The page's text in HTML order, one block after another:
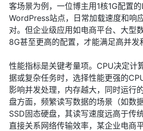
客场景为例，一位博主用1核1G配置
WordPress站点，日常加载速度和响
对。但企业级应用如电商平台、大型
8G甚至更高的配置，才能满足高并发
性能指标是关键考量项。CPU决定计
据或复杂任务时，选择性能更强的
影响并发处理，内存越大，同时运行
盘方面，频繁读写数据的场景（如数
SSD固态硬盘，其读写速度远高于传
直接关系网络传输效率，某企业电商